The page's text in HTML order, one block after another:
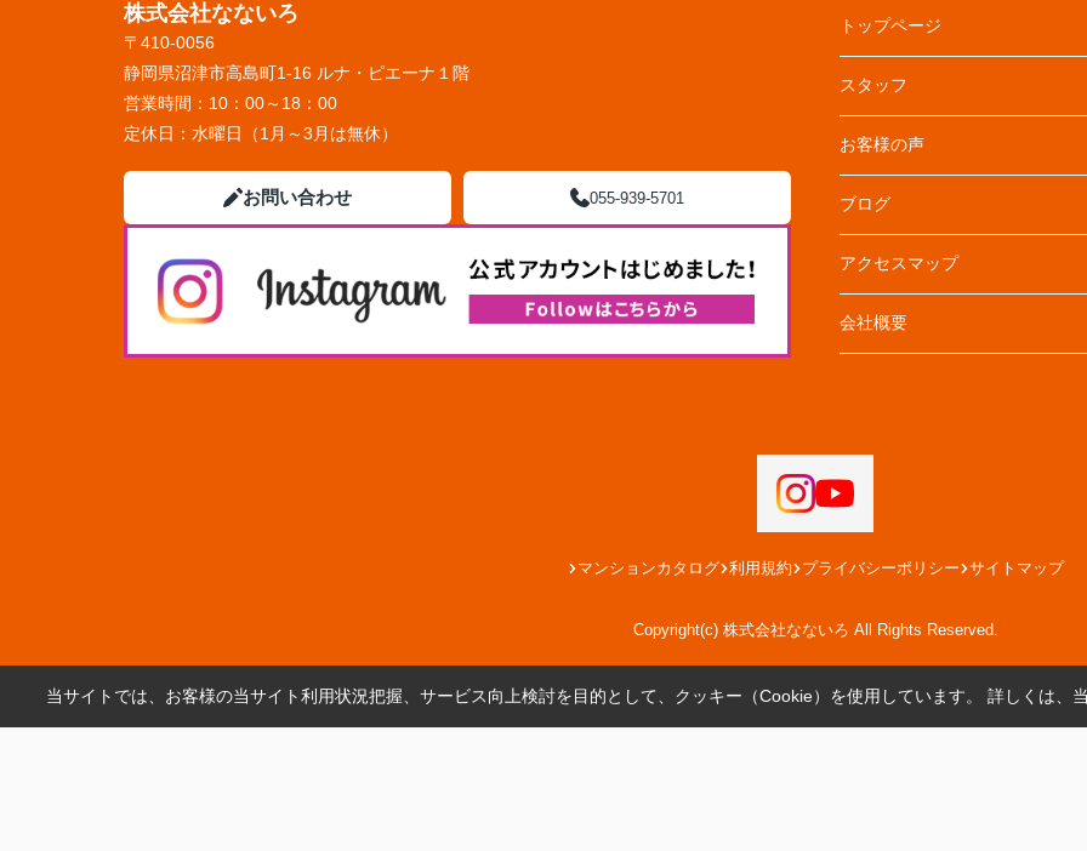
株式会社なないろ
〒410-0056
静岡県沼津市高島町1-16 ルナ・ピエーナ１階
営業時間： 10：00～18：00
定休日： 水曜日（1月～3月は無休）
お問い合わせ 055-939-5701
トップページ
スタッフ
お客様の声
ブログ
アクセスマップ
会社概要
マンションカタログ 利用規約 プライバシーポリシー サイトマップ
Copyright(c) 株式会社なないろ All Rights Reserved.
当サイトでは、お客様の当サイト利用状況把握、サービス向上検討を目的として、クッキー（Cookie）を使用しています。 詳しくは、